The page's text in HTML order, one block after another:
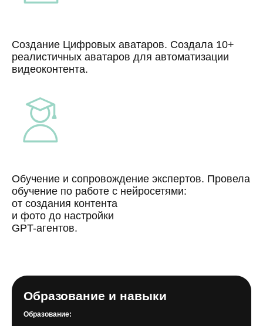
Создание Цифровых аватаров. Создала 10+
реалистичных аватаров для автоматизации
видеоконтента.
Обучение и сопровождение экспертов. Провела
обучение по работе с нейросетями:
от создания контента
и фото до настройки
GPT-агентов.
Образование и навыки
Образование: